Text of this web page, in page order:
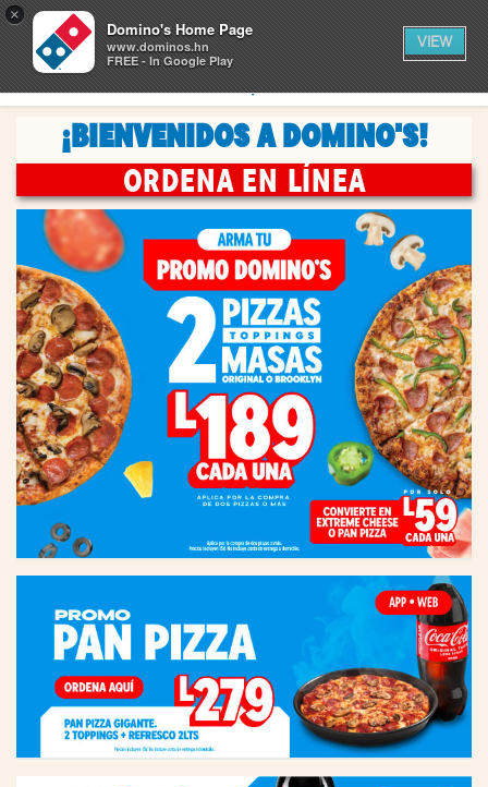
×
Domino's Home Page
www.dominos.hn
FREE - In Google Play
VIEW
CARRITO
0
0
artículos
en
el
carrito
ENCUENTRA UNA TIENDA
RASTREA
¡BIENVENIDOS A DOMINO'S!
ORDENA EN LÍNEA